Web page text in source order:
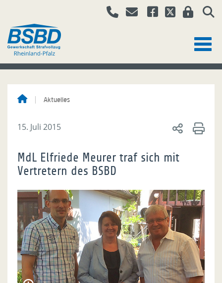
Aktuelles
15. Juli 2015
MdL Elfriede Meurer traf sich mit
Vertretern des BSBD